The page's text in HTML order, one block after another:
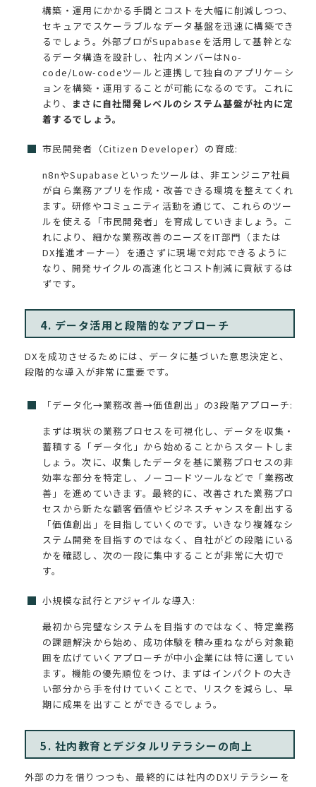
構築・運用にかかる手間とコストを大幅に削減しつつ、
セキュアでスケーラブルなデータ基盤を迅速に構築でき
るでしょう。外部プロがSupabaseを活用して基幹とな
るデータ構造を設計し、社内メンバーはNo-
code/Low-codeツールと連携して独自のアプリケーシ
ョンを構築・運用することが可能になるのです。これに
より、 まさに自社開発レベルのシステム基盤が社内に定
着するでしょう。
市民開発者（Citizen Developer）の育成:
n8nやSupabaseといったツールは、非エンジニア社員
が自ら業務アプリを作成・改善できる環境を整えてくれ
ます。研修やコミュニティ活動を通じて、これらのツー
ルを使える「市民開発者」を育成していきましょう。こ
れにより、細かな業務改善のニーズをIT部門（または
DX推進オーナー）を通さずに現場で対応できるように
なり、開発サイクルの高速化とコスト削減に貢献するは
ずです。
4. データ活用と段階的なアプローチ
DXを成功させるためには、データに基づいた意思決定と、
段階的な導入が非常に重要です。
「データ化→業務改善→価値創出」の3段階アプローチ:
まずは現状の業務プロセスを可視化し、データを収集・
蓄積する「データ化」から始めることからスタートしま
しょう。次に、収集したデータを基に業務プロセスの非
効率な部分を特定し、ノーコードツールなどで「業務改
善」を進めていきます。最終的に、改善された業務プロ
セスから新たな顧客価値やビジネスチャンスを創出する
「価値創出」を目指していくのです。いきなり複雑なシ
ステム開発を目指すのではなく、自社がどの段階にいる
かを確認し、次の一段に集中することが非常に大切で
す。
小規模な試行とアジャイルな導入:
最初から完璧なシステムを目指すのではなく、特定業務
の課題解決から始め、成功体験を積み重ねながら対象範
囲を広げていくアプローチが中小企業には特に適してい
ます。機能の優先順位をつけ、まずはインパクトの大き
い部分から手を付けていくことで、リスクを減らし、早
期に成果を出すことができるでしょう。
5. 社内教育とデジタルリテラシーの向上
外部の力を借りつつも、最終的には社内のDXリテラシーを